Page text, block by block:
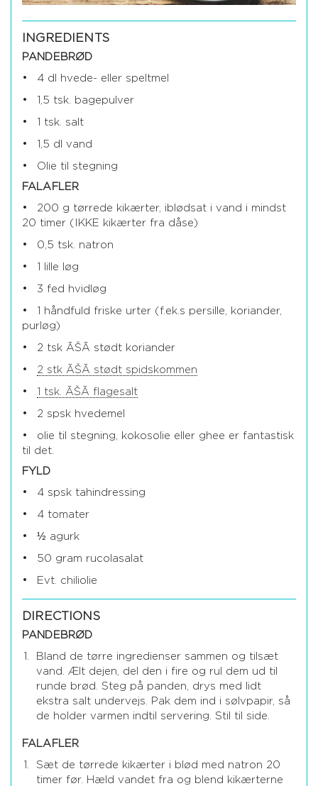
INGREDIENTS
PANDEBRØD
4 dl hvede- eller speltmel
1,5 tsk. bagepulver
1 tsk. salt
1,5 dl vand
Olie til stegning
FALAFLER
200 g tørrede kikærter, iblødsat i vand i mindst
20 timer (IKKE kikærter fra dåse)
0,5 tsk. natron
1 lille løg
3 fed hvidløg
1 håndfuld friske urter (f.ek.s persille, koriander,
purløg)
2 tsk ĀŠĀ stødt koriander
2 stk ĀŠĀ stødt spidskommen
1 tsk. ĀŠĀ flagesalt
2 spsk hvedemel
olie til stegning, kokosolie eller ghee er fantastisk
til det.
FYLD
4 spsk tahindressing
4 tomater
½ agurk
50 gram rucolasalat
Evt. chiliolie
DIRECTIONS
PANDEBRØD
Bland de tørre ingredienser sammen og tilsæt
vand. Ælt dejen, del den i fire og rul dem ud til
runde brød. Steg på panden, drys med lidt
ekstra salt undervejs. Pak dem ind i sølvpapir, så
de holder varmen indtil servering. Stil til side.
FALAFLER
Sæt de tørrede kikærter i blød med natron 20
timer før. Hæld vandet fra og blend kikærterne